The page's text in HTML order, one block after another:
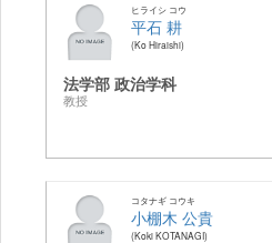
ヒライシ コウ
平石 耕
Ko Hiraishi
法学部 政治学科
教授
コタナギ コウキ
小棚木 公貴
Koki KOTANAGI